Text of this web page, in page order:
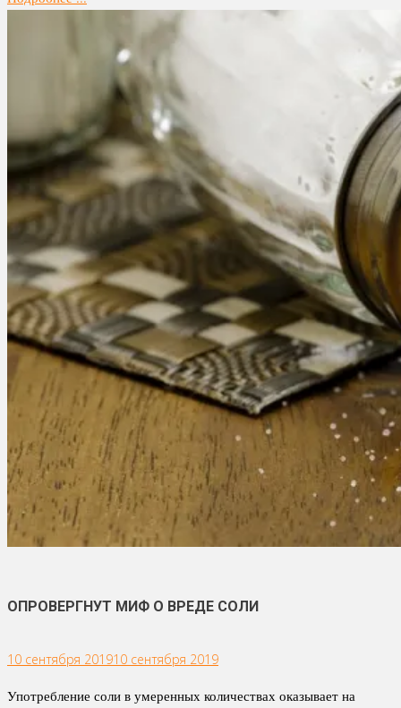
ОПРОВЕРГНУТ МИФ О ВРЕДЕ СОЛИ
10 сентября 201910 сентября 2019
Употребление соли в умеренных количествах оказывает на